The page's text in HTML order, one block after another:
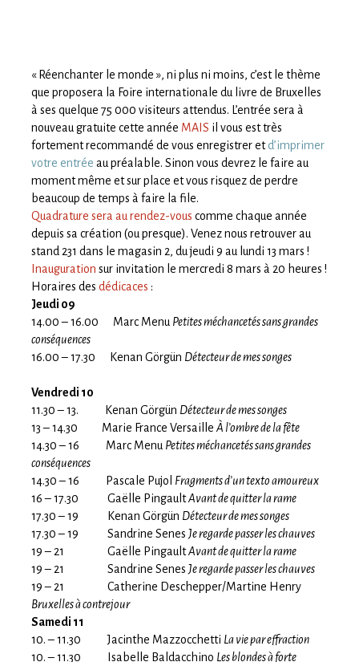
« Réenchanter le monde », ni plus ni moins, c’est le thème
que proposera la Foire internationale du livre de Bruxelles
à ses quelque 75 000 visiteurs attendus. L’entrée sera à
nouveau gratuite cette année MAIS il vous est très
fortement recommandé de vous enregistrer etd’imprimer
votre entrée au préalable. Sinon vous devrez le faire au
moment même et sur place et vous risquez de perdre
beaucoup de temps à faire la file.
Quadrature sera au rendez-vous comme chaque année
depuis sa création (ou presque). Venez nous retrouver au
stand 231 dans le magasin 2, du jeudi 9 au lundi 13 mars !
Inauguration sur invitation le mercredi 8 mars à 20 heures !
Horaires des dédicaces :
Jeudi 09
14.00 – 16.00 Marc Menu Petites méchancetés sans grandes
conséquences
16.00 – 17.30 Kenan Görgün Détecteur de mes songes
Vendredi 10
11.30 – 13. Kenan Görgün Détecteur de mes songes
13 – 14.30 Marie France Versaille À l’ombre de la fête
14.30 – 16 Marc Menu Petites méchancetés sans grandes
conséquences
14.30 – 16 Pascale Pujol Fragments d’un texto amoureux
16 – 17.30 Gaëlle PingaultAvant de quitter la rame
17.30 – 19 Kenan Görgün Détecteur de mes songes
17.30 – 19 Sandrine Senes Je regarde passer les chauves
19 – 21 Gaëlle PingaultAvant de quitter la rame
19 – 21 Sandrine Senes Je regarde passer les chauves
19 – 21 Catherine Deschepper/Martine Henry
Bruxelles à contrejour
Samedi 11
10. – 11.30 Jacinthe Mazzocchetti La vie par effraction
10. – 11.30 Isabelle Baldacchino Les blondes à forte